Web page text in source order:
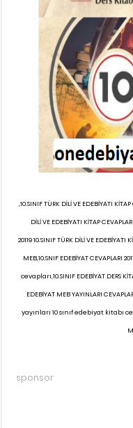
,10.SINIF TÜRK DİLİ VE EDEBİYATI
DİLİ VE EDEBİYATI KİTAP
20119 10.SINIF TÜRK DİLİ VE EDEBİYATI
MEB,10.SNIF EDEBİYAT CEVAPLARI
cevapları,10.SINIF EDEBİYAT DERS
EDEBİYAT MEB YAYINLARI
yayınları 10 sınıf edebiyat kitabı
sponsor